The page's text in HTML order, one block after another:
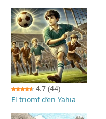
4.7 (44)
El triomf d’en Yahia